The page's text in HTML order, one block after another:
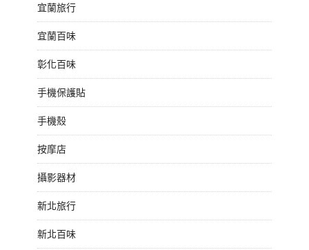
宜蘭旅行
宜蘭百味
彰化百味
手機保護貼
手機殼
按摩店
攝影器材
新北旅行
新北百味